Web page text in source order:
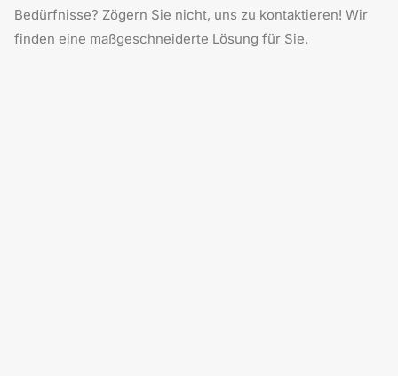
Bedürfnisse? Zögern Sie nicht, uns zu kontaktieren! Wir
finden eine maßgeschneiderte Lösung für Sie.